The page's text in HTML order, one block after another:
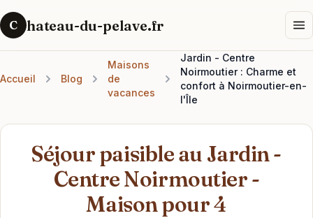
C hateau-du-pelave.fr
Accueil Blog
Maisons
de
vacances
Jardin - Centre
Noirmoutier : Charme et
confort à Noirmoutier-en-
l'Île
Séjour paisible au Jardin -
Centre Noirmoutier -
Maison pour 4